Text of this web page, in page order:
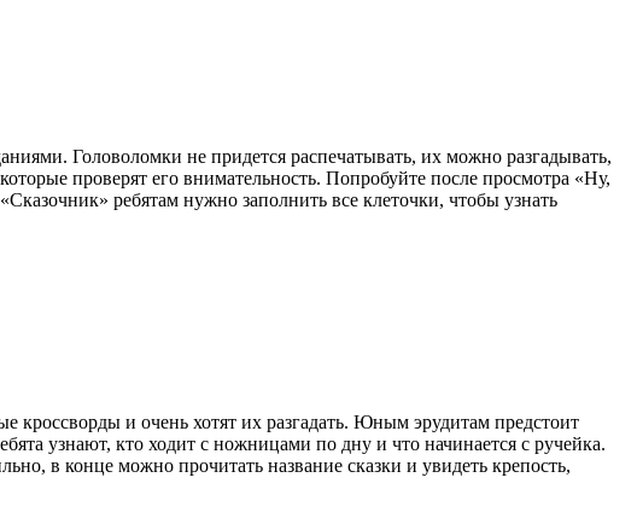
Головоломки не придется распечатывать, их можно разгадывать,
проверят его внимательность. Попробуйте после просмотра «Ну,
ребятам нужно заполнить все клеточки, чтобы узнать
и очень хотят их разгадать. Юным эрудитам предстоит
узнают, кто ходит с ножницами по дну и что начинается с ручейка.
в конце можно прочитать название сказки и увидеть крепость,